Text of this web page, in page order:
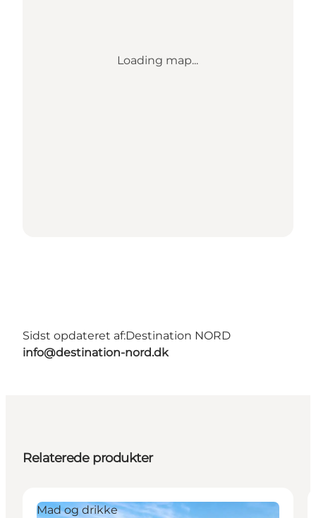
Loading map...
Sidst opdateret af:Destination NORD
info@destination-nord.dk
Relaterede produkter
Mad og drikke